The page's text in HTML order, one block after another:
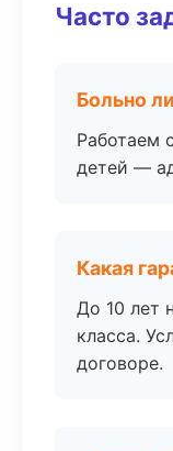
Часто
Больно
Работаем
детей —
Какая
До 10 лет
класса.
договоре.